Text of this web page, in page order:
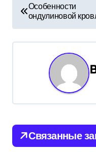
а
в
а
ц
Особенности
ондулиновой
Связанные